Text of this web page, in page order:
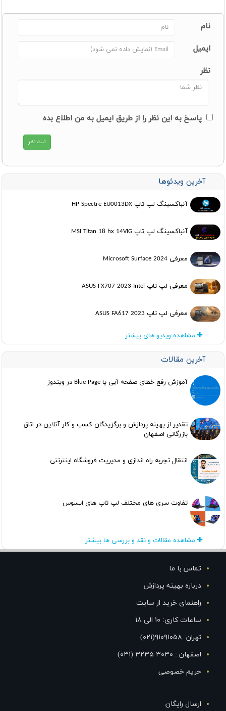
نام
ایمیل
نظر
پاسخ به این نظر را از طریق ایمیل به من اطلاع بده
آخرین ویدئوها
آنباکسینگ لپ تاپ HP Spectre EU0013DX
آنباکسینگ لپ تاپ MSI Titan 18 hx 14VIG
معرفی Microsoft Surface 2024
معرفی لپ تاپ ASUS FX707 2023 Intel
معرفی لپ تاپ ASUS FA617 2023
مشاهده ویدیو های بیشتر
آخرین مقالات
آموزش رفع خطای صفحه آبی یا Blue Page در ویندوز
تقدیر از بهینه پردازش و برگزیدگان کسب و کار آنلاین در اتاق
بازرگانی اصفهان
انتقال تجربه راه اندازی و مدیریت فروشگاه اینترنتی
تفاوت سری های مختلف لپ تاپ های ایسوس
مشاهده مقالات و نقد و بررسی ها بیشتر
تماس با ما
درباره بهینه پردازش
راهنمای خرید از سایت
ساعات کاری: ۱۰ الی ۱۸
تهران: ۹۱۰۹۱۰۵۸(۰۲۱)
اصفهان : ۳۰۳۰ ۳۲۳۵ (۰۳۱)
حریم خصوصی
ارسال رایگان